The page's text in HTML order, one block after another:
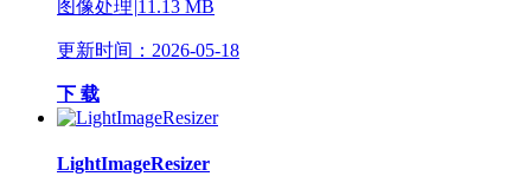
图像处理|11.13 MB
更新时间：2026-05-18
下 载
LightImageResizer